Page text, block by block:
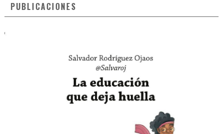
PUBLICACIONES